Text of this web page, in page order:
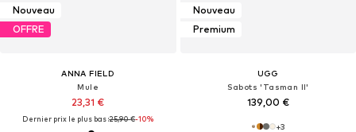
Nouveau
OFFRE
ANNA FIELD
Mule
23,31 €
Dernier prix le plus bas :25,90 €-10%
Nouveau
Premium
UGG
Sabots 'Tasman II'
139,00 €
+3